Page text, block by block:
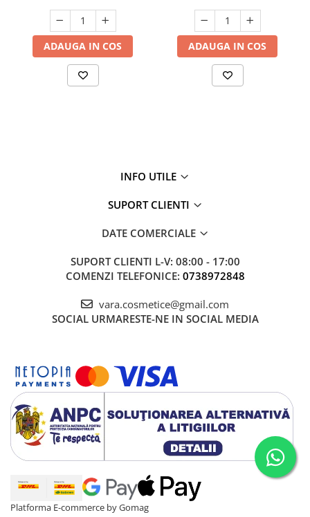
ADAUGA IN COS ADAUGA IN COS
INFO UTILE
SUPORT CLIENTI
DATE COMERCIALE
SUPORT CLIENTI L-V: 08:00 - 17:00
COMENZI TELEFONICE: 0738972848
vara.cosmetice@gmail.com
SOCIAL URMARESTE-NE IN SOCIAL MEDIA
Platforma E-commerce by Gomag